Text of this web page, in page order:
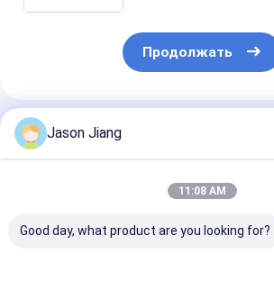
Продолжать
Порекомендованные Продукты
Jason Jiang
11:08 AM
Good day, what product are you looking for?